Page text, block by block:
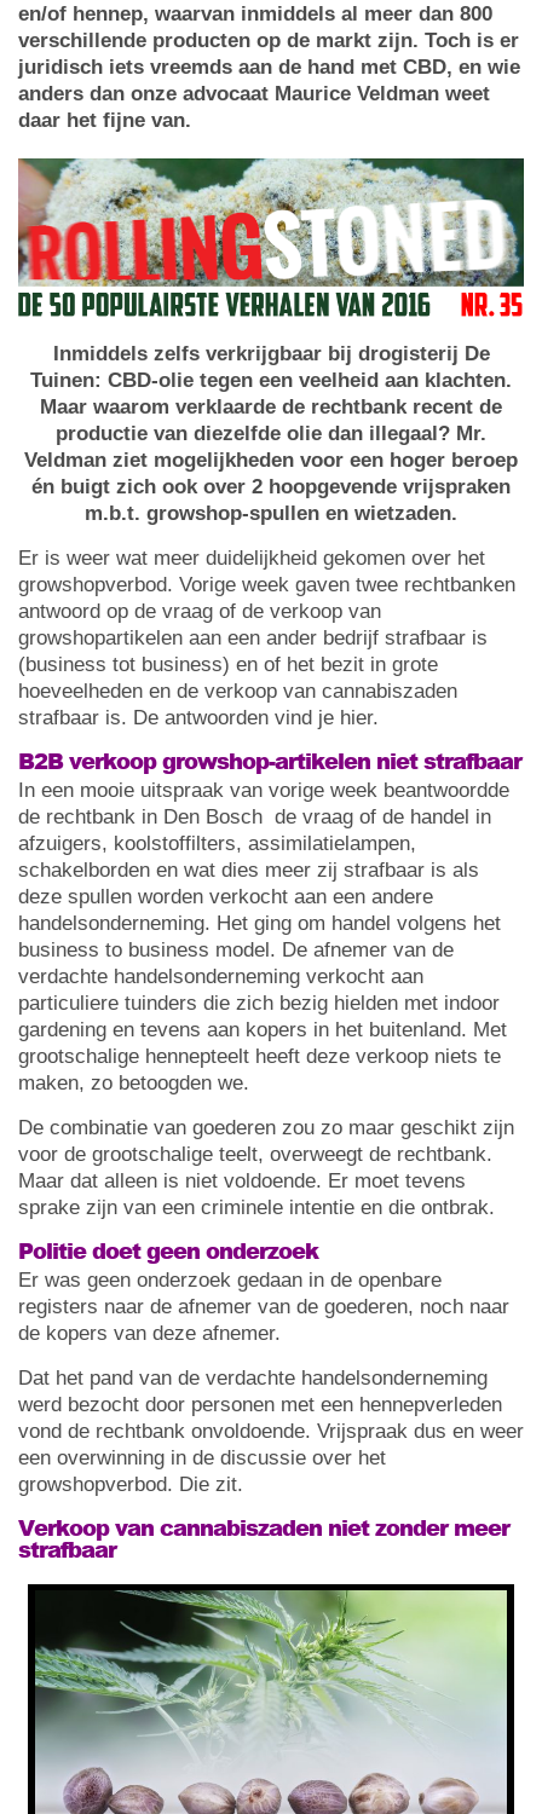
en/of hennep, waarvan inmiddels al meer dan 800
verschillende producten op de markt zijn. Toch is er
juridisch iets vreemds aan de hand met CBD, en wie
anders dan onze advocaat Maurice Veldman weet
daar het fijne van.
Inmiddels zelfs verkrijgbaar bij drogisterij De
Tuinen: CBD-olie tegen een veelheid aan klachten.
Maar waarom verklaarde de rechtbank recent de
productie van diezelfde olie dan illegaal? Mr.
Veldman ziet mogelijkheden voor een hoger beroep
én buigt zich ook over 2 hoopgevende vrijspraken
m.b.t. growshop-spullen en wietzaden.
Er is weer wat meer duidelijkheid gekomen over het
growshopverbod. Vorige week gaven twee rechtbanken
antwoord op de vraag of de verkoop van
growshopartikelen aan een ander bedrijf strafbaar is
(business tot business) en of het bezit in grote
hoeveelheden en de verkoop van cannabiszaden
strafbaar is. De antwoorden vind je hier.
B2B verkoop growshop-artikelen niet strafbaar
In een mooie uitspraak van vorige week beantwoordde
de rechtbank in Den Bosch de vraag of de handel in
afzuigers, koolstoffilters, assimilatielampen,
schakelborden en wat dies meer zij strafbaar is als
deze spullen worden verkocht aan een andere
handelsonderneming. Het ging om handel volgens het
business to business model. De afnemer van de
verdachte handelsonderneming verkocht aan
particuliere tuinders die zich bezig hielden met indoor
gardening en tevens aan kopers in het buitenland. Met
grootschalige hennepteelt heeft deze verkoop niets te
maken, zo betoogden we.
De combinatie van goederen zou zo maar geschikt zijn
voor de grootschalige teelt, overweegt de rechtbank.
Maar dat alleen is niet voldoende. Er moet tevens
sprake zijn van een criminele intentie en die ontbrak.
Politie doet geen onderzoek
Er was geen onderzoek gedaan in de openbare
registers naar de afnemer van de goederen, noch naar
de kopers van deze afnemer.
Dat het pand van de verdachte handelsonderneming
werd bezocht door personen met een hennepverleden
vond de rechtbank onvoldoende. Vrijspraak dus en weer
een overwinning in de discussie over het
growshopverbod. Die zit.
Verkoop van cannabiszaden niet zonder meer
strafbaar